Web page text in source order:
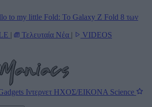
to my little Fold: Το Galaxy Z Fold 8 των
| Τελευταία Νέα | VIDEOS
Ιντερνετ ΗΧΟΣ/ΕΙΚΟΝΑ Science